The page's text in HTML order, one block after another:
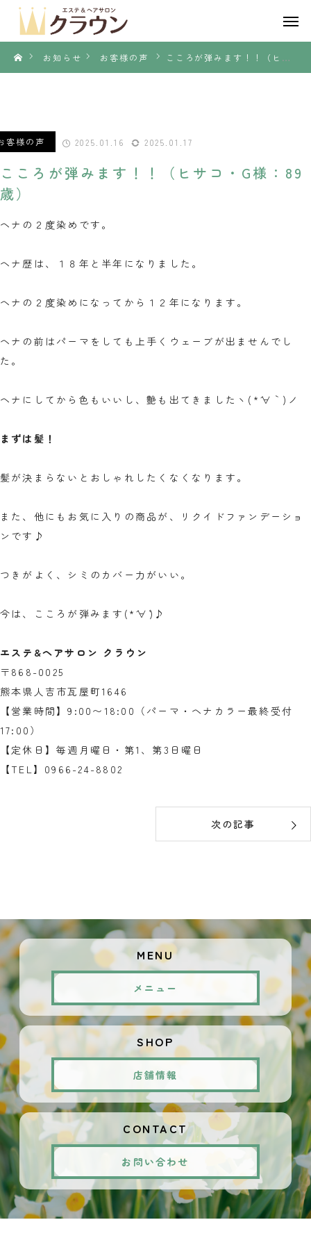
お知らせ お客様の声 こころが弾みます！！（ヒサコ・G様：89歳）
客様の声 2025.01.16 2025.01.17
こころが弾みます！！（ヒサコ・G様：89
歳）
ヘナの２度染めです。
ヘナ歴は、１８年と半年になりました。
ヘナの２度染めになってから１２年になります。
ヘナの前はパーマをしても上手くウェーブが出ませんでし
た。
ヘナにしてから色もいいし、艶も出てきましたヽ(*´∀｀)ノ
まずは髪！
髪が決まらないとおしゃれしたくなくなります。
また、他にもお気に入りの商品が、リクイドファンデーショ
ンです♪
つきがよく、シミのカバー力がいい。
今は、こころが弾みます(*´∀`)♪
エステ&ヘアサロン クラウン
〒868-0025
熊本県人吉市瓦屋町1646
【営業時間】9:00〜18:00（パーマ・ヘナカラー最終受付
17:00）
【定休日】毎週月曜日・第1、第3日曜日
【TEL】0966-24-8802
次の記事
MENU
メニュー
SHOP
店舗情報
CONTACT
お問い合わせ